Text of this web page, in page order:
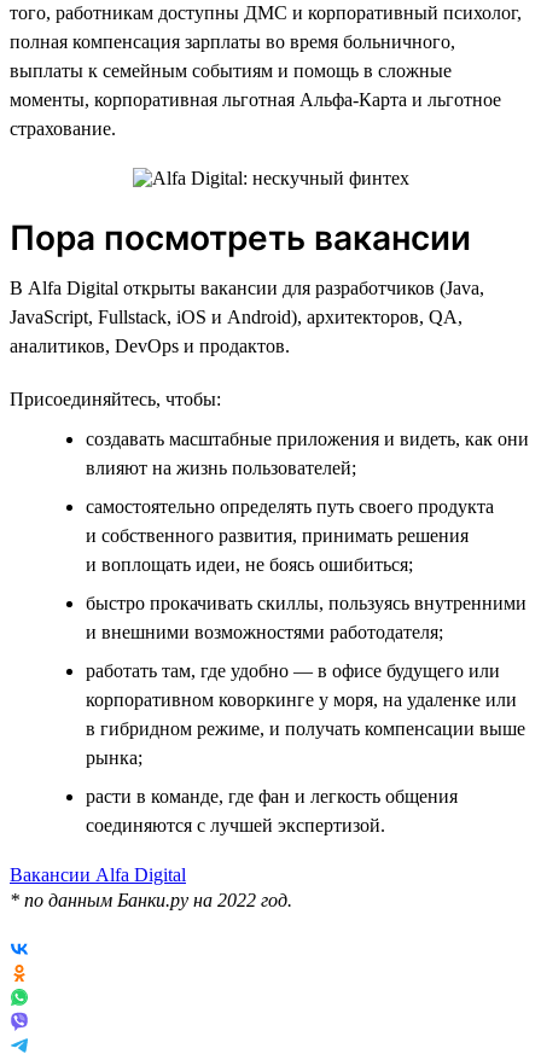
того, работникам доступны ДМС и корпоративный психолог,
полная компенсация зарплаты во время больничного,
выплаты к семейным событиям и помощь в сложные
моменты, корпоративная льготная Альфа-Карта и льготное
страхование.
Пора посмотреть вакансии
В Alfa Digital открыты вакансии для разработчиков (Java,
JavaScript, Fullstack, iOS и Android), архитекторов, QA,
аналитиков, DevOps и продактов.
Присоединяйтесь, чтобы:
создавать масштабные приложения и видеть, как они
влияют на жизнь пользователей;
самостоятельно определять путь своего продукта
и собственного развития, принимать решения
и воплощать идеи, не боясь ошибиться;
быстро прокачивать скиллы, пользуясь внутренними
и внешними возможностями работодателя;
работать там, где удобно — в офисе будущего или
корпоративном коворкинге у моря, на удаленке или
в гибридном режиме, и получать компенсации выше
рынка;
расти в команде, где фан и легкость общения
соединяются с лучшей экспертизой.
Вакансии Alfa Digital
* по данным Банки.ру на 2022 год.